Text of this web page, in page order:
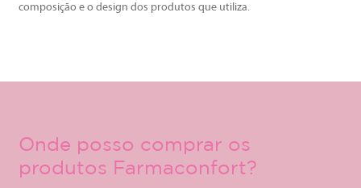
composição e o design dos produtos que utiliza.
Onde posso comprar os
produtos Farmaconfort?